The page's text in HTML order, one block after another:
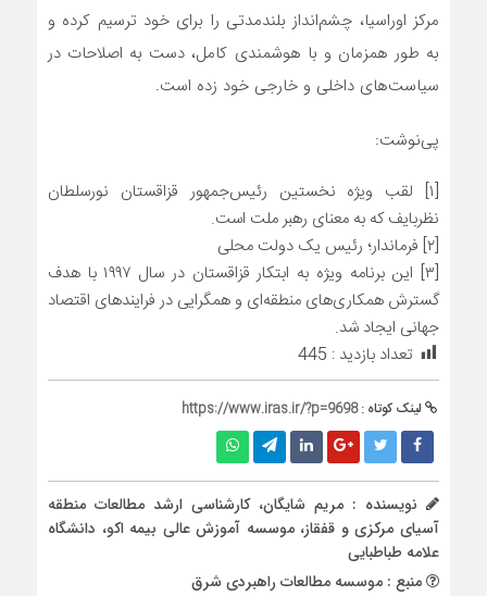
مرکز اوراسیا، چشم‌انداز بلندمدتی را برای خود ترسیم کرده و
به طور همزمان و با هوشمندی کامل، دست به اصلاحات در
سیاست‌های داخلی و خارجی خود زده است.
پی‌نوشت:
[۱] لقب ویژه نخستین رئیس‌جمهور قزاقستان نورسلطان
نظربایف که به معنای رهبر ملت است.
[۲] فرماندار؛ رئیس یک دولت محلی
[۳] این برنامه ویژه به ابتکار قزاقستان در سال ۱۹۹۷ با هدف
گسترش همکاری‌های منطقه‌ای و همگرایی در فرایندهای اقتصاد
جهانی ایجاد شد.
تعداد بازدید : 445
لینک کوتاه :https://www.iras.ir/?p=9698
نویسنده : مریم شایگان، کارشناسی ارشد مطالعات منطقه
آسیای مرکزی و قفقاز، موسسه آموزش عالی بیمه اکو، دانشگاه
علامه طباطبایی
منبع : موسسه مطالعات راهبردی شرق